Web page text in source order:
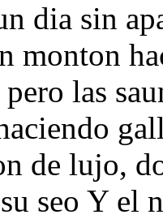
dia sin
monton
las
de lujo,
seo Y el